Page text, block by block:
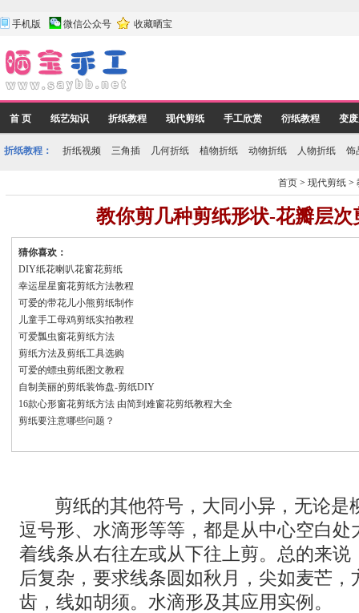
手机版 微信公众号 收藏晒宝
首 页 纸艺知识 折纸教程 现代剪纸 手工欣赏 衍纸教程 变
折纸教程： 折纸视频 三角插 几何折纸 植物折纸 动物折纸 人物折纸 饰
首页 >现代剪纸 >
教你剪几种剪纸形状-花瓣层
猜你喜欢：
DIY纸花喇叭花窗花剪纸
幸运星星窗花剪纸方法教程
可爱的带花儿小熊剪纸制作
儿童手工母鸡剪纸实拍教程
可爱瓢虫窗花剪纸方法
剪纸方法及剪纸工具选购
可爱的螵虫剪纸图文教程
自制美丽的剪纸装饰盘-剪纸DIY
16款心形窗花剪纸方法 由简到难窗花剪纸教程大全
剪纸要注意哪些问题？
剪纸的其他符号，大同小异，无论是
逗号形、水滴形等等，都是从中心空白处
着线条从右往左或从下往上剪。总的来说
后复杂，要求线条圆如秋月，尖如麦芒，
齿，线如胡须。水滴形及其应用实例。